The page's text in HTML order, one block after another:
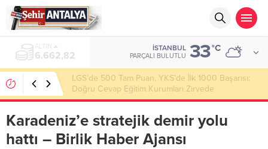
6.662,82
İSTANBUL
PARÇALI BULUTLU 33°C
LGS’de 500 Tam Puan, YKS’de İlk 1000 Başarısı:
Doğru Cevap Eğitim Kurumları Zirvede
Karadeniz’e stratejik demir yolu
hattı – Birlik Haber Ajansı